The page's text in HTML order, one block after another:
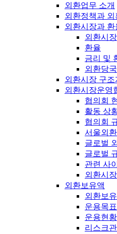
외환업무 소개
외환정책과 외
외환시장과 환
외환시장
환율
금리 및
외환당
외환시장 구조
외환시장운영
협의회
활동 상
협의회
서울외
글로벌
글로벌
관련 사
외환시
외환보유액
외환보
운용목표
운용현황
리스크관